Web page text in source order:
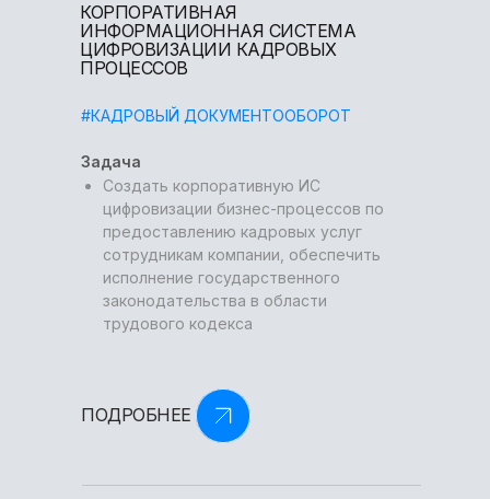
ПОДРОБНЕЕ
Задача
Создать корпоративную ИС
цифровизации бизнес-процессов по
предоставлению кадровых услуг
сотрудникам компании, обеспечить
исполнение государственного
законодательства в области
трудового кодекса
#КАДРОВЫЙ ДОКУМЕНТООБОРОТ
КОРПОРАТИВНАЯ
ИНФОРМАЦИОННАЯ СИСТЕМА
ЦИФРОВИЗАЦИИ КАДРОВЫХ
ПРОЦЕССОВ